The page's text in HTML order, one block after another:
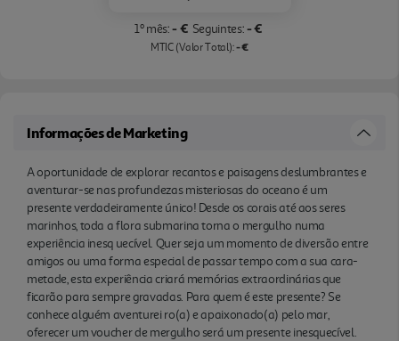
1º mês:- € Seguintes:- €
MTIC (Valor Total):- €
Informações de Marketing
A oportunidade de explorar recantos e paisagens deslumbrantes e
aventurar-se nas profundezas misteriosas do oceano é um
presente verdadeiramente único! Desde os corais até aos seres
marinhos, toda a flora submarina torna o mergulho numa
experiência inesq uecível. Quer seja um momento de diversão entre
amigos ou uma forma especial de passar tempo com a sua cara-
metade, esta experiência criará memórias extraordinárias que
ficarão para sempre gravadas. Para quem é este presente? Se
conhece alguém aventurei ro(a) e apaixonado(a) pelo mar,
oferecer um voucher de mergulho será um presente inesquecível.